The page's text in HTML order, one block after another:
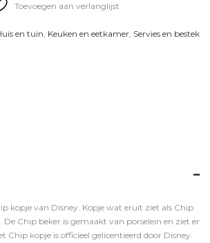
Toevoegen aan verlanglijst
en tuin, Keuken en eetkamer, Servies en bestek
kopje van Disney. Kopje wat eruit ziet als Chip
De Chip beker is gemaakt van porselein en ziet er
Chip kopje is officieel gelicentieerd door Disney.